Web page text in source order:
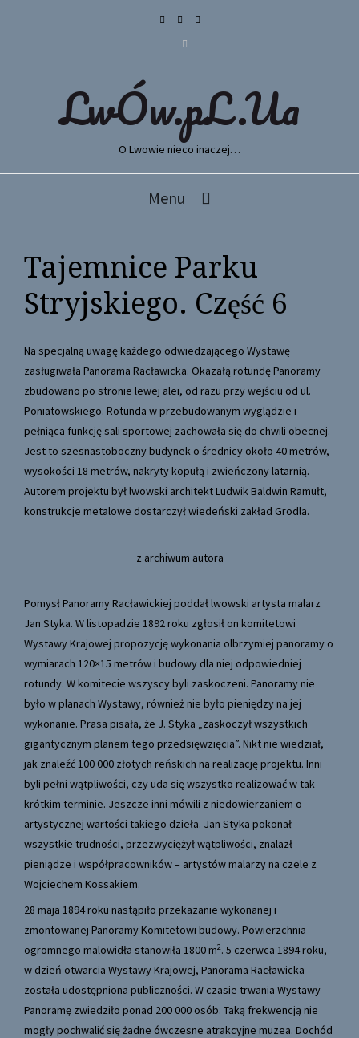
LwÓw.pL.Ua
O Lwowie nieco inaczej…
Menu
Tajemnice Parku
Stryjskiego. Część 6
Na specjalną uwagę każdego odwiedzającego Wystawę
zasługiwała Panorama Racławicka. Okazałą rotundę Panoramy
zbudowano po stronie lewej alei, od razu przy wejściu od ul.
Poniatowskiego. Rotunda w przebudowanym wyglądzie i
pełniąca funkcję sali sportowej zachowała się do chwili obecnej.
Jest to szesnastoboczny budynek o średnicy około 40 metrów,
wysokości 18 metrów, nakryty kopułą i zwieńczony latarnią.
Autorem projektu był lwowski architekt Ludwik Baldwin Ramułt,
konstrukcje metalowe dostarczył wiedeński zakład Grodla.
z archiwum autora
Pomysł Panoramy Racławickiej poddał lwowski artysta malarz
Jan Styka. W listopadzie 1892 roku zgłosił on komitetowi
Wystawy Krajowej propozycję wykonania olbrzymiej panoramy o
wymiarach 120×15 metrów i budowy dla niej odpowiedniej
rotundy. W komitecie wszyscy byli zaskoczeni. Panoramy nie
było w planach Wystawy, również nie było pieniędzy na jej
wykonanie. Prasa pisała, że J. Styka „zaskoczył wszystkich
gigantycznym planem tego przedsięwzięcia”. Nikt nie wiedział,
jak znaleźć 100 000 złotych reńskich na realizację projektu. Inni
byli pełni wątpliwości, czy uda się wszystko realizować w tak
krótkim terminie. Jeszcze inni mówili z niedowierzaniem o
artystycznej wartości takiego dzieła. Jan Styka pokonał
wszystkie trudności, przezwyciężył wątpliwości, znalazł
pieniądze i współpracowników – artystów malarzy na czele z
Wojciechem Kossakiem.
28 maja 1894 roku nastąpiło przekazanie wykonanej i
zmontowanej Panoramy Komitetowi budowy. Powierzchnia
ogromnego malowidła stanowiła 1800 m2. 5 czerwca 1894 roku,
w dzień otwarcia Wystawy Krajowej, Panorama Racławicka
została udostępniona publiczności. W czasie trwania Wystawy
Panoramę zwiedziło ponad 200 000 osób. Taką frekwencją nie
mogły pochwalić się żadne ówczesne atrakcyjne muzea. Dochód